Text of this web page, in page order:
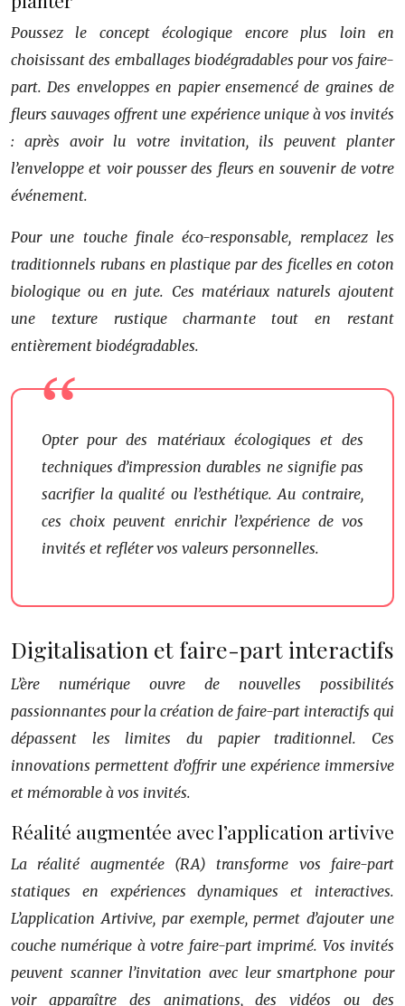
Poussez le concept écologique encore plus loin en
choisissant des emballages biodégradables pour vos faire-
part. Des enveloppes en papier ensemencé de graines de
fleurs sauvages offrent une expérience unique à vos invités
: après avoir lu votre invitation, ils peuvent planter
l’enveloppe et voir pousser des fleurs en souvenir de votre
événement.
Pour une touche finale éco-responsable, remplacez les
traditionnels rubans en plastique par des ficelles en coton
biologique ou en jute. Ces matériaux naturels ajoutent
une texture rustique charmante tout en restant
entièrement biodégradables.
Opter pour des matériaux écologiques et des
techniques d’impression durables ne signifie pas
sacrifier la qualité ou l’esthétique. Au contraire,
ces choix peuvent enrichir l’expérience de vos
invités et refléter vos valeurs personnelles.
Digitalisation et faire-part interactifs
L’ère numérique ouvre de nouvelles possibilités
passionnantes pour la création de faire-part interactifs qui
dépassent les limites du papier traditionnel. Ces
innovations permettent d’offrir une expérience immersive
et mémorable à vos invités.
Réalité augmentée avec l’application artivive
La réalité augmentée (RA) transforme vos faire-part
statiques en expériences dynamiques et interactives.
L’application Artivive, par exemple, permet d’ajouter une
couche numérique à votre faire-part imprimé. Vos invités
peuvent scanner l’invitation avec leur smartphone pour
voir apparaître des animations, des vidéos ou des